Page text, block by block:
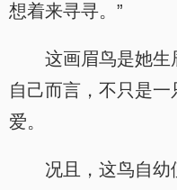
想着来寻寻。”
这画眉鸟是她生
自己而言，不只是
爱。
况且，这鸟自幼